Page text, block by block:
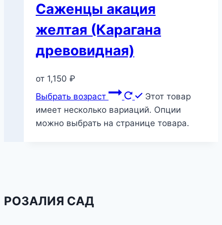
Саженцы акация
желтая (Карагана
древовидная)
от 1,150 ₽
Выбрать возраст
Этот товар
имеет несколько вариаций. Опции
можно выбрать на странице товара.
РОЗАЛИЯ САД